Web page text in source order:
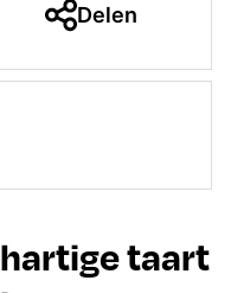
Delen
taart